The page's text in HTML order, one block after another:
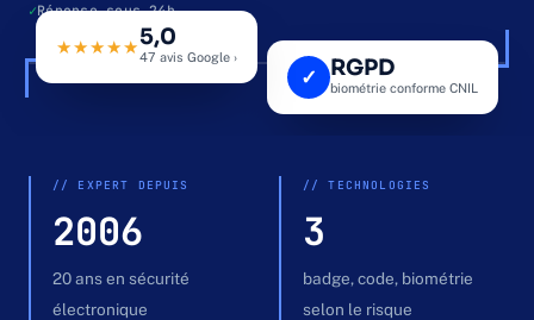
Blog
Réponse sous 24h
PORTE A · ENTRÉE PRINCIPALE AUTORISÉ
69 · LYON & AURA
✓ RGPD
biométrie conforme CNIL
★★★★★5,0
47 avis Google ›
// EXPERT DEPUIS
2006
20 ans en sécurité
électronique
// TECHNOLOGIES
3
badge, code, biométrie
selon le risque